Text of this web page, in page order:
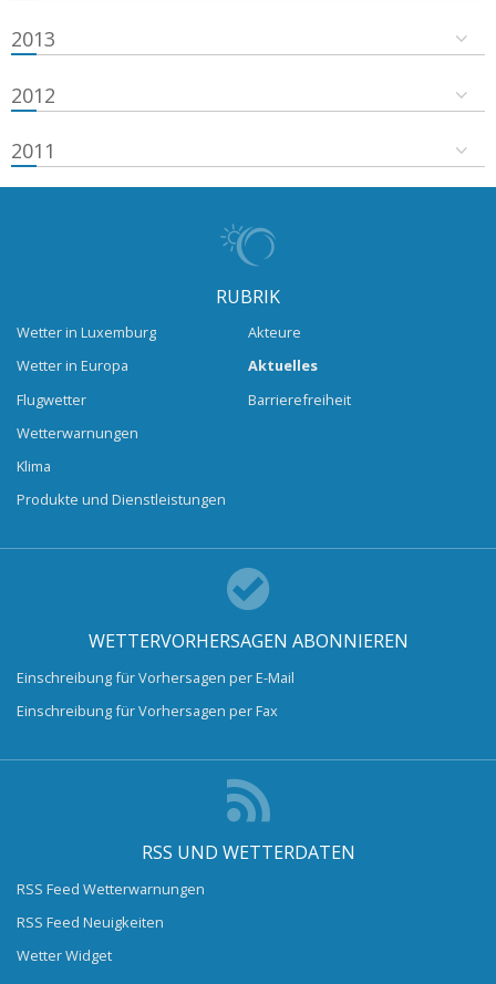
2013
2012
2011
RUBRIK
Wetter in Luxemburg
Wetter in Europa
Flugwetter
Wetterwarnungen
Klima
Produkte und Dienstleistungen
Akteure
Aktuelles
Barrierefreiheit
WETTERVORHERSAGEN ABONNIEREN
Einschreibung für Vorhersagen per E-Mail
Einschreibung für Vorhersagen per Fax
RSS UND WETTERDATEN
RSS Feed Wetterwarnungen
RSS Feed Neuigkeiten
Wetter Widget